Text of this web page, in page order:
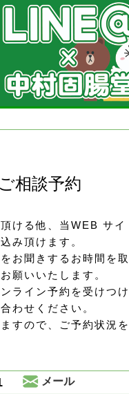
相談予約
ける他、当WEB サイ
み頂けます。
お聞きするお時間を
願いいたします。
ライン予約を受けつ
わせください。
すので、ご予約状況
メール